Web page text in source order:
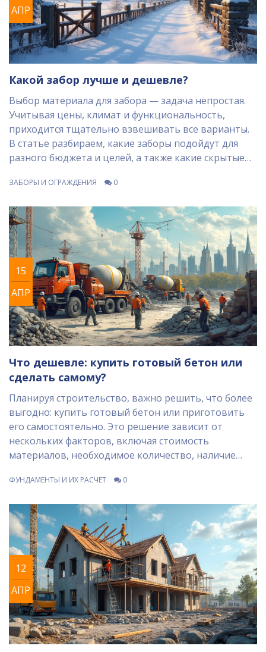
АПР
Какой забор лучше и дешевле?
Выбор материала для забора — задача непростая.
Учитывая цены, климат и функциональность,
приходится тщательно взвешивать все варианты.
В статье разбираем, какие заборы подойдут для
разного бюджета и целей, а также какие скрытые
строительства. Полезные советы и рекомендации
ЗАБОРЫ И ОГРАЖДЕНИЯ 0
15
АПР
Что дешевле: купить готовый бетон или
сделать самому?
Планируя строительство, важно решить, что более
выгодно: купить готовый бетон или приготовить
его самостоятельно. Это решение зависит от
нескольких факторов, включая стоимость
материалов, необходимое количество, наличие
поможет выбрать наиболее подходящий вариант,
строительства.
ФУНДАМЕНТЫ И ИХ РАСЧЕТ 0
12
АПР